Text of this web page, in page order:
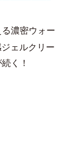
濃密ウォー
ェルクリー
く！